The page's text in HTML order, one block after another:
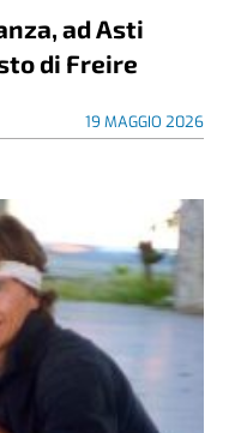
ad Asti
di Freire
19 MAGGIO 2026